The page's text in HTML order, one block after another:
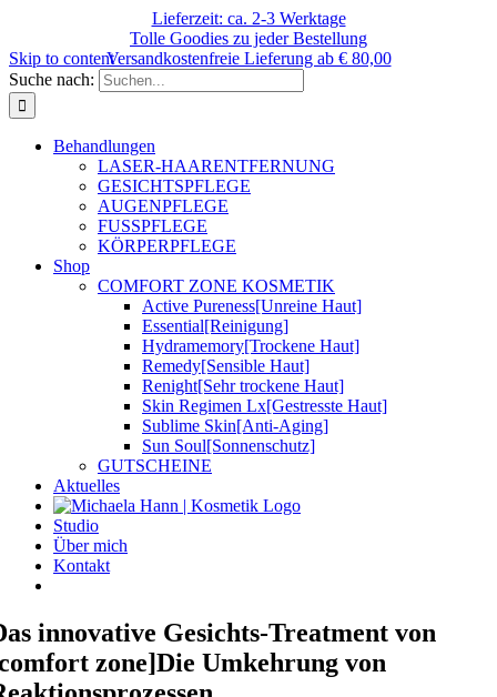
Lieferzeit: ca. 2-3 Werktage
Tolle Goodies zu jeder Bestellung
Versandkostenfreie Lieferung ab € 80,00
Skip to content
Suche nach:
Behandlungen
LASER-HAARENTFERNUNG
GESICHTSPFLEGE
AUGENPFLEGE
FUSSPFLEGE
KÖRPERPFLEGE
Shop
COMFORT ZONE KOSMETIK
Active Pureness[Unreine Haut]
Essential[Reinigung]
Hydramemory[Trockene Haut]
Remedy[Sensible Haut]
Renight[Sehr trockene Haut]
Skin Regimen Lx[Gestresste Haut]
Sublime Skin[Anti-Aging]
Sun Soul[Sonnenschutz]
GUTSCHEINE
Aktuelles
Studio
Über mich
Kontakt
innovative Gesichts-Treatment von
zone]Die Umkehrung von